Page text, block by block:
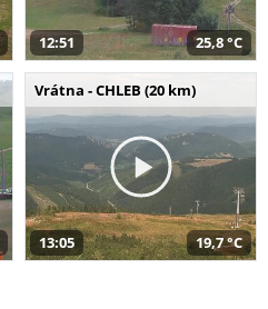
12:51 25,8 °C
Vrátna - CHLEB (20 km)
13:05 19,7 °C